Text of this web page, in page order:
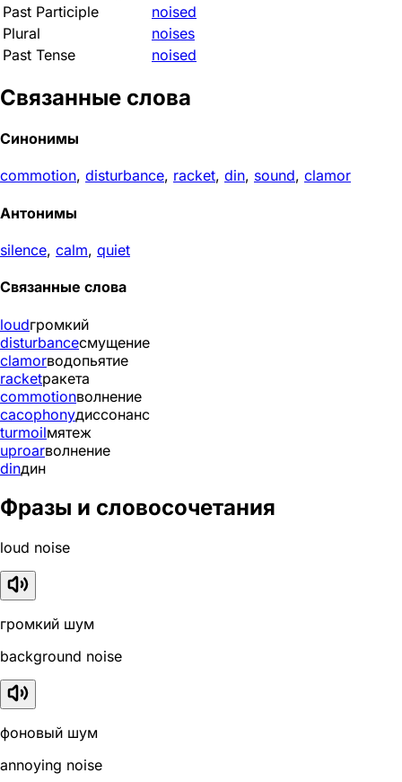
Past Participle
noised
Plural
noises
Past Tense
noised
Связанные слова
Синонимы
commotion, disturbance, racket, din, sound, clamor
Антонимы
silence, calm, quiet
Связанные слова
loudгромкий
disturbanceсмущение
clamorводопьятие
racketракета
commotionволнение
cacophonyдиссонанс
turmoilмятеж
uproarволнение
dinдин
Фразы и словосочетания
loud noise
громкий шум
background noise
фоновый шум
annoying noise